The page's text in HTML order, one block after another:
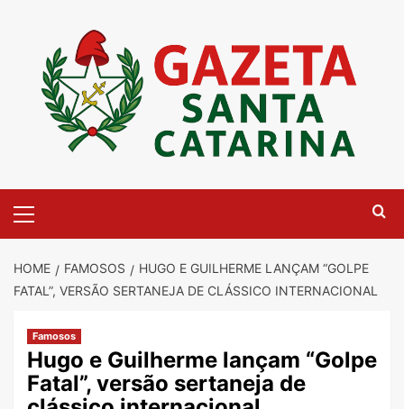
content
Menu
HOME FAMOSOS
HUGO E GUILHERME LANÇAM “GOLPE
FATAL”, VERSÃO SERTANEJA DE CLÁSSICO INTERNACIONAL
Famosos
Hugo e Guilherme lançam “Golpe
Fatal”, versão sertaneja de